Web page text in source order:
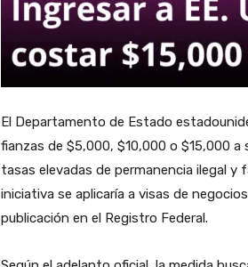
El Departamento de Estado
fianzas de $5,000, $10,000 o $15,000
tasas elevadas de permanencia ilegal
iniciativa se aplicaría a visas de
publicación en el Registro Federal.